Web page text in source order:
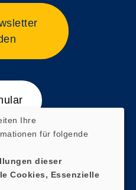
Ihre
für folgende
dieser
Cookies, Essenzielle